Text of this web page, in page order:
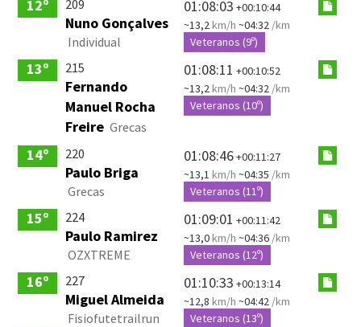
12º 209
Nuno Gonçalves
Individual
01:08:03 +00:10:44
~13,2km/h ~04:32 /km
Veteranos (9º)
13º 215
Fernando
Manuel Rocha
Freire Grecas
01:08:11 +00:10:52
~13,2km/h ~04:32 /km
Veteranos (10º)
14º 220
Paulo Briga
Grecas
01:08:46+00:11:27
~13,1 km/h ~04:35 /km
Veteranos (11º)
15º 224
Paulo Ramirez
OZXTREME
01:09:01 +00:11:42
~13,0km/h ~04:36 /km
Veteranos (12º)
16º 227
Miguel Almeida
Fisiofutetrailrun
01:10:33 +00:13:14
~12,8 km/h ~04:42 /km
Veteranos (13º)